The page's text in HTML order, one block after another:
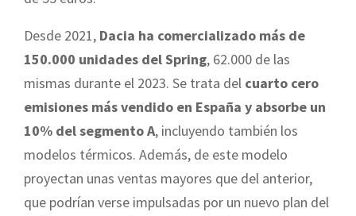
Desde 2021, Dacia ha comercializado más de
150.000 unidades del Spring, 62.000 de las
mismas durante el 2023. Se trata del cuarto cero
emisiones más vendido en España y absorbe un
10% del segmento A, incluyendo también los
modelos térmicos. Además, de este modelo
proyectan unas ventas mayores que del anterior,
que podrían verse impulsadas por un nuevo plan del